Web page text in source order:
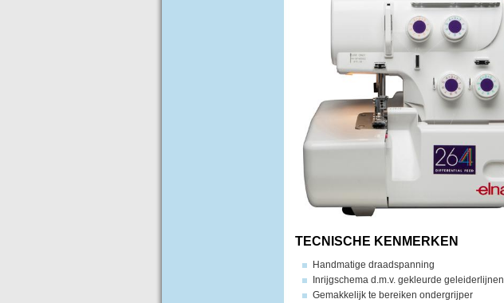
TECNISCHE KENMERKEN
Handmatige draadspanning
Inrijgschema d.m.v. gekleurde geleiderlijnen
Gemakkelijk te bereiken ondergrijper